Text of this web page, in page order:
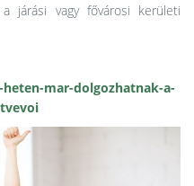
járási vagy fővárosi kerületi
mar-dolgozhatnak-a-